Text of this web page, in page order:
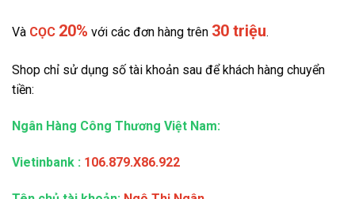
Và CỌC 20% với các đơn hàng trên 30 triệu.
Shop chỉ sử dụng số tài khoản sau để khách hàng chuyển
tiền:
Ngân Hàng Công Thương Việt Nam:
Vietinbank : 106.879.X86.922